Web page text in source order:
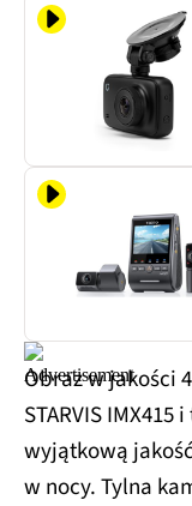
Obraz w jakości
STARVIS
wyjątkową
w nocy. Tylna